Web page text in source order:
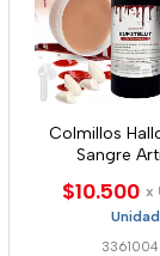
Colmillos
Sangre
$10.500 x
Unidad